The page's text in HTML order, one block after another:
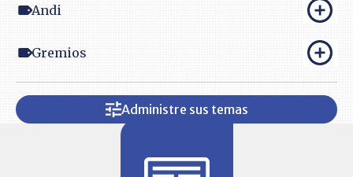
Andi
Gremios
Administre sus temas